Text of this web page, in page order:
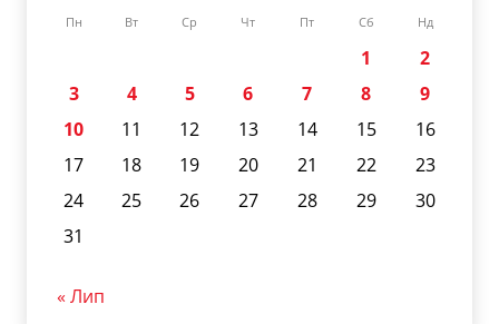
Пн Вт Ср Чт Пт Сб Нд
1
2
3
4 5 6 7 8
9
10
11 12 13 14 15
16
17
18 19 20 21 22
23
24
25 26 27 28 29
30
31
« Лип